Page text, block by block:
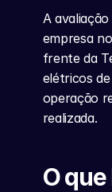
A
empresa
frente da
elétricos
operação
realizada.
O